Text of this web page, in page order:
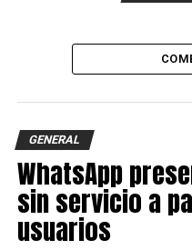
GENERAL
WhatsApp
sin servicio a
usuarios